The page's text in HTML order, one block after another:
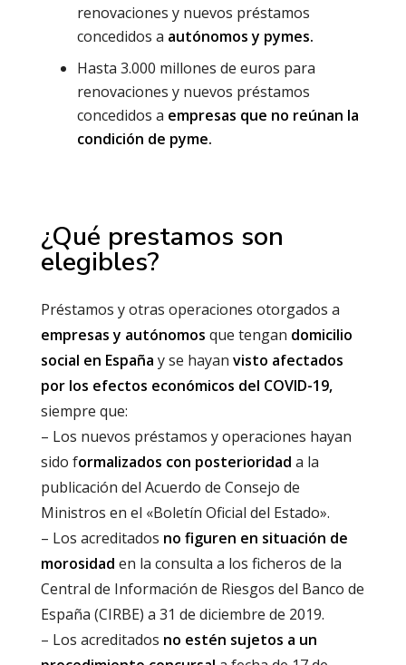
renovaciones y nuevos préstamos
concedidos a autónomos y pymes.
Hasta 3.000 millones de euros para
renovaciones y nuevos préstamos
concedidos a empresas que no reúnan la
condición de pyme.
¿Qué prestamos son
elegibles?
Préstamos y otras operaciones otorgados a
empresas y autónomos que tengan domicilio
social en España y se hayan visto afectados
por los efectos económicos del COVID-19,
siempre que:
– Los nuevos préstamos y operaciones hayan
sido formalizados con posterioridad a la
publicación del Acuerdo de Consejo de
Ministros en el «Boletín Oficial del Estado».
– Los acreditados no figuren en situación de
morosidad en la consulta a los ficheros de la
Central de Información de Riesgos del Banco de
España (CIRBE) a 31 de diciembre de 2019.
– Los acreditados no estén sujetos a un